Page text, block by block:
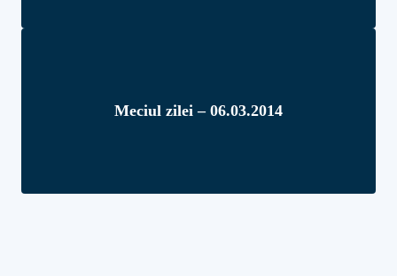
Meciul zilei – 06.03.2014